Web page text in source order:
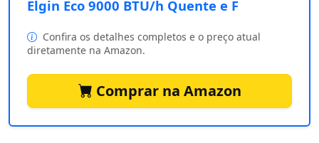
Elgin Eco 9000 BTU/h Quente e F
Confira os detalhes completos e o preço atual
diretamente na Amazon.
Comprar na Amazon